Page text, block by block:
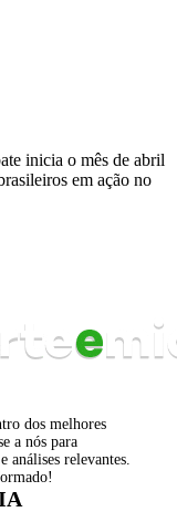
inicia o mês de abril
em ação no
dos melhores
a nós para
relevantes.